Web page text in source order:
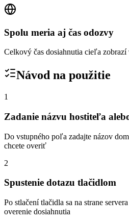
Spolu meria aj čas odozvy
Celkový čas dosiahnutia cieľa zobrazí
Návod na použitie
1
Zadanie názvu hostiteľa
Do vstupného poľa zadajte názov
chcete overiť
2
Spustenie dotazu tlačidlom
Po stlačení tlačidla sa na strane
overenie dosiahnutia